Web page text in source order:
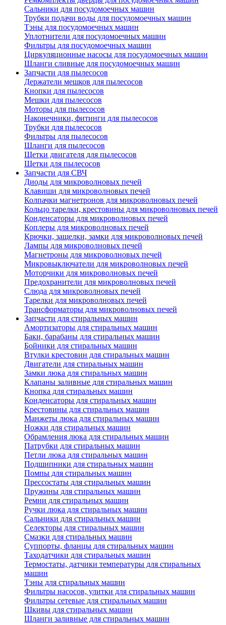
Сальники для посудомоечных машин
Трубки подачи воды для посудомоечных машин
Тэны для посудомоечных машин
Уплотнители для посудомоечных машин
Фильтры для посудомоечных машин
Циркуляционные насосы для посудомоечных машин
Шланги сливные для посудомоечных машин
Запчасти для пылесосов
Держатели мешков для пылесосов
Кнопки для пылесосов
Мешки для пылесосов
Моторы для пылесосов
Наконечники, фитинги для пылесосов
Трубки для пылесосов
Фильтры для пылесосов
Шланги для пылесосов
Щетки двигателя для пылесосов
Щетки для пылесосов
Запчасти для СВЧ
Диоды для микроволновых печей
Клавиши для микроволновых печей
Колпачки магнетронов для микроволновых печей
Кольцо тарелки, крестовины для микроволновых печей
Конденсаторы для микроволновых печей
Коплеры для микроволновых печей
Крючки, защелки, замки для микроволновых печей
Лампы для микроволновых печей
Магнетроны для микроволновых печей
Микровыключатели для микроволновых печей
Моторчики для микроволновых печей
Предохранители для микроволновых печей
Слюда для микроволновых печей
Тарелки для микроволновых печей
Трансформаторы для микроволновых печей
Запчасти для стиральных машин
Амортизаторы для стиральных машин
Баки, барабаны для стиральных машин
Бойники для стиральных машин
Втулки крестовин для стиральных машин
Двигатели для стиральных машин
Замки люка для стиральных машин
Клапаны заливные для стиральных машин
Кнопка для стиральных машин
Конденсаторы для стиральных машин
Крестовины для стиральных машин
Манжеты люка для стиральных машин
Ножки для стиральных машин
Обрамления люка для стиральных машин
Патрубки для стиральных машин
Петли люка для стиральных машин
Подшипники для стиральных машин
Помпы для стиральных машин
Прессостаты для стиральных машин
Пружины для стиральных машин
Ремни для стиральных машин
Ручки люка для стиральных машин
Сальники для стиральных машин
Селекторы для стиральных машин
Смазки для стиральных машин
Суппорты, фланцы для стиральных машин
Таходатчики для стиральных машин
Термостаты, датчики температуры для стиральных
машин
Тэны для стиральных машин
Фильтры насосов, улитки для стиральных машин
Фильтры сетевые для стиральных машин
Шкивы для стиральных машин
Шланги заливные для стиральных машин